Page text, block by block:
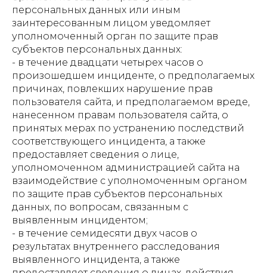
персональных данных или иным
заинтересованным лицом уведомляет
уполномоченный орган по защите прав
субъектов персональных данных:
- в течение двадцати четырех часов о
произошедшем инциденте, о предполагаемых
причинах, повлекших нарушение прав
пользователя сайта, и предполагаемом вреде,
нанесенном правам пользователя сайта, о
принятых мерах по устранению последствий
соответствующего инцидента, а также
предоставляет сведения о лице,
уполномоченном администрацией сайта на
взаимодействие с уполномоченным органом
по защите прав субъектов персональных
данных, по вопросам, связанным с
выявленным инцидентом;
- в течение семидесяти двух часов о
результатах внутреннего расследования
выявленного инцидента, а также